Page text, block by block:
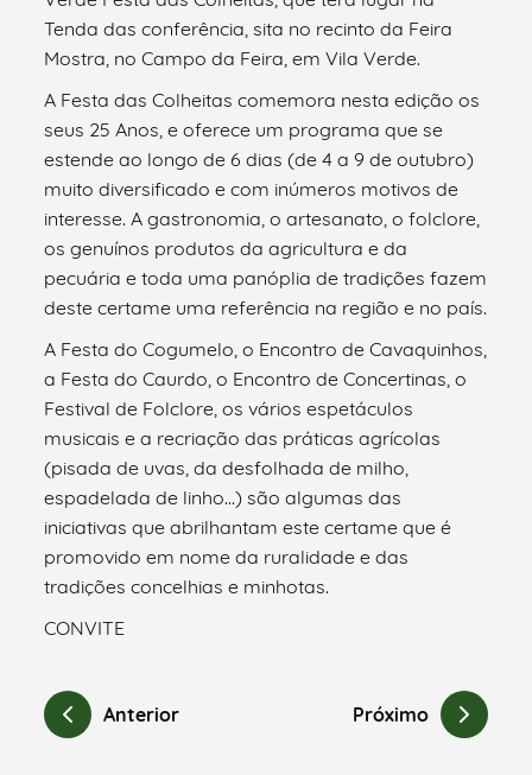
Tenda das conferência, sita no recinto da Feira
Mostra, no Campo da Feira, em Vila Verde.
A Festa das Colheitas comemora nesta edição os
seus 25 Anos, e oferece um programa que se
estende ao longo de 6 dias (de 4 a 9 de outubro)
muito diversificado e com inúmeros motivos de
interesse. A gastronomia, o artesanato, o folclore,
os genuínos produtos da agricultura e da
pecuária e toda uma panóplia de tradições fazem
deste certame uma referência na região e no país.
A Festa do Cogumelo, o Encontro de Cavaquinhos,
a Festa do Caurdo, o Encontro de Concertinas, o
Festival de Folclore, os vários espetáculos
musicais e a recriação das práticas agrícolas
(pisada de uvas, da desfolhada de milho,
espadelada de linho…) são algumas das
iniciativas que abrilhantam este certame que é
promovido em nome da ruralidade e das
tradições concelhias e minhotas.
CONVITE
Anterior Próximo